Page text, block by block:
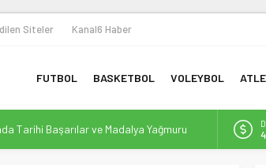
Siteler Kanal6 Haber
FUTBOL BASKETBOL VOLEYBOL
Tarihi Başarılar ve Madalya Yağmuru
Gücüyle Toplumsal Farkındalık